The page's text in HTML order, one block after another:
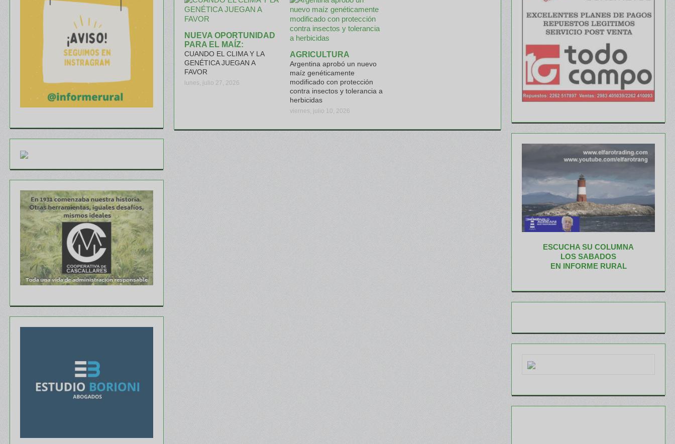
NUEVA OPORTUNIDAD
PARA EL MAÍZ:
CUANDO EL CLIMA Y LA
GENÉTICA JUEGAN A
FAVOR
lunes, julio 27, 2026
AGRICULTURA
Argentina aprobó un nuevo
maíz genéticamente
modificado con protección
contra insectos y tolerancia a
herbicidas
viernes, julio 10, 2026
ESCUCHA SU COLUMNA
LOS SABADOS
EN INFORME RURAL